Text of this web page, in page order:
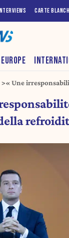
INTERVIEWS CARTE
EUROPE
« Une